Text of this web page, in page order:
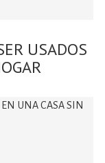
USADOS